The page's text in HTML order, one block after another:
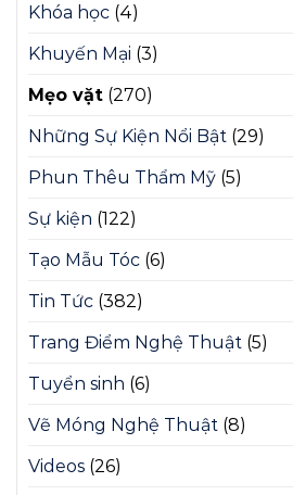
Khóa học (4)
Khuyến Mại (3)
Mẹo vặt (270)
Những Sự Kiện Nổi Bật (29)
Phun Thêu Thẩm Mỹ (5)
Sự kiện (122)
Tạo Mẫu Tóc (6)
Tin Tức (382)
Trang Điểm Nghệ Thuật (5)
Tuyển sinh (6)
Vẽ Móng Nghệ Thuật (8)
Videos (26)